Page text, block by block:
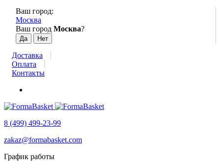
Ваш город:
Москва
Ваш город Москва?
Доставка
Оплата
Контакты
8 (499) 499-23-99
zakaz@formabasket.com
График работы